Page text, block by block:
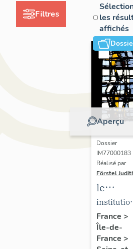
Filtres
les
affichés
Aperçu
Dossier
IM77000183 |
Réalisé par
Förstel
le
de
Saint-
Saint-
Aspais
France >
Île-de-
France >